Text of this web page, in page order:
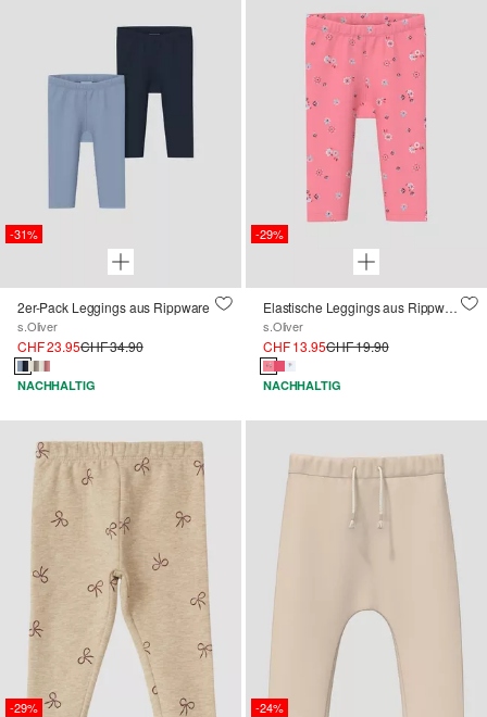
-31%
2er-Pack Leggings aus Rippware
s.Oliver
CHF 23.95CHF 34.90
NACHHALTIG
-29%
Elastische Leggings aus Rippware
s.Oliver
CHF 13.95CHF 19.90
NACHHALTIG
-29% -24%